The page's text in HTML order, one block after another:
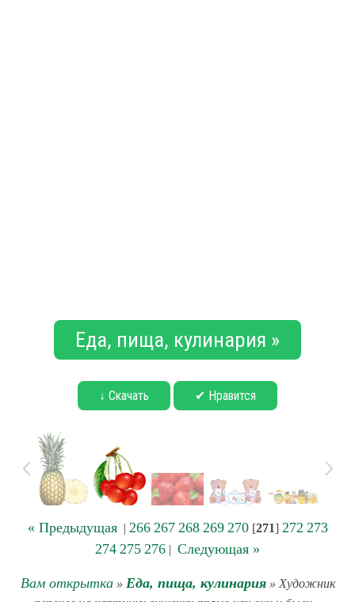
Еда, пища, кулинария »
↓ Скачать ✔ Нравится
« Предыдущая| 266 267 268 269 270[271] 272 273
274 275 276 Следующая »
Вам открытка» Еда, пища, кулинария» Художник